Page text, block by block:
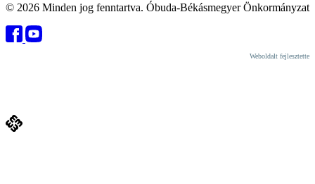
© 2026 Minden jog fenntartva. Óbuda-Békásmegyer Önkormányzat
Weboldalt fejlesztette